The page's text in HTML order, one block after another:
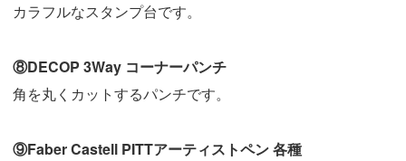
カラフルなスタンプ台です。
⑧DECOP 3Way コーナーパンチ
角を丸くカットするパンチです。
⑨Faber Castell PITTアーティストペン 各種